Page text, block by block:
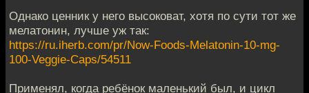
Однако ценник у него высоковат, хотя по сути тот же
мелатонин, лучше уж так:
https://ru.iherb.com/pr/Now-Foods-Melatonin-10-mg-
100-Veggie-Caps/54511
Применял, когда ребёнок маленький был, и цикл